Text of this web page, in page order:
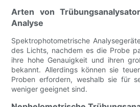
Arten von
Analyse
Spektrophotometrische
des Lichts, nachdem es die Probe
ihre hohe Genauigkeit und ihren
bekannt. Allerdings können sie
Proben erfordern, weshalb sie für
weniger geeignet sind.